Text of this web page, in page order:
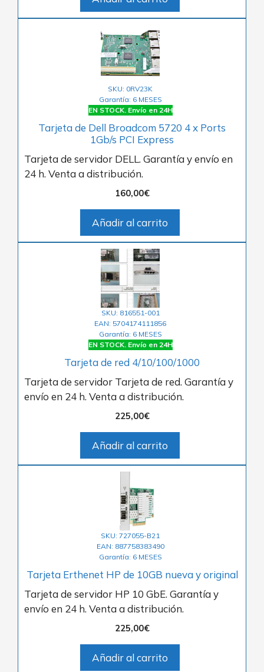
SKU: 0RV23K
Garantía: 6 MESES
EN STOCK. Envío en 24H
Tarjeta de Dell Broadcom 5720 4 x Ports
1Gb/s PCI Express
Tarjeta de servidor DELL. Garantía y envío en
24 h. Venta a distribución.
160,00€
Añadir al carrito
SKU: 816551-001
EAN: 5704174111856
Garantía: 6 MESES
EN STOCK. Envío en 24H
Tarjeta de red 4/10/100/1000
Tarjeta de servidor Tarjeta de red. Garantía y
envío en 24 h. Venta a distribución.
225,00€
Añadir al carrito
SKU: 727055-B21
EAN: 887758383490
Garantía: 6 MESES
Tarjeta Erthenet HP de 10GB nueva y original
Tarjeta de servidor HP 10 GbE. Garantía y
envío en 24 h. Venta a distribución.
225,00€
Añadir al carrito